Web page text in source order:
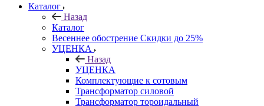
Каталог
Назад
Каталог
Весеннее обострение Скидки до 25%
УЦЕНКА
Назад
УЦЕНКА
Комплектующие к сотовым
Трансформатор силовой
Трансформатор тороидальный